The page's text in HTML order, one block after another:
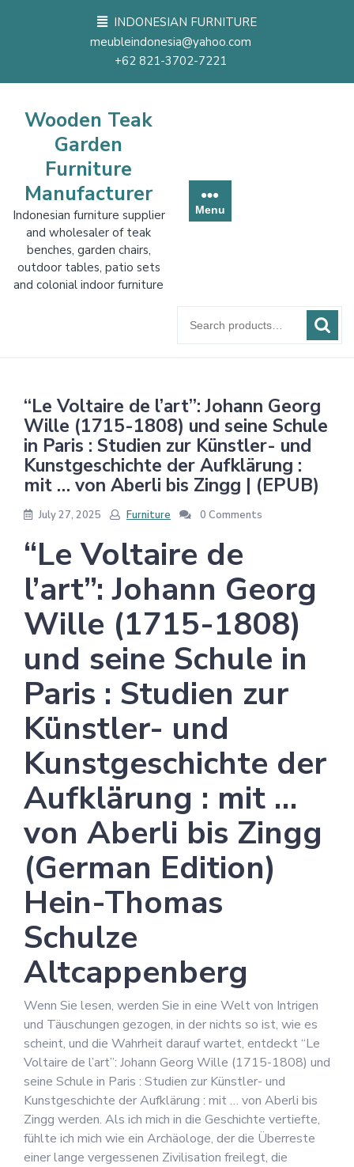
INDONESIAN FURNITURE
meubleindonesia@yahoo.com
+62 821-3702-7221
Wooden Teak
Garden
Furniture
Manufacturer
Indonesian furniture supplier
and wholesaler of teak
benches, garden chairs,
outdoor tables, patio sets
and colonial indoor furniture
Menu
for:
“Le Voltaire de l’art”: Johann Georg
Wille (1715-1808) und seine Schule
in Paris : Studien zur Künstler- und
Kunstgeschichte der Aufklärung :
mit … von Aberli bis Zingg | (EPUB)
July 27, 2025 Furniture 0 Comments
“Le Voltaire de
l’art”: Johann Georg
Wille (1715-1808)
und seine Schule in
Paris : Studien zur
Künstler- und
Kunstgeschichte der
Aufklärung : mit …
von Aberli bis Zingg
(German Edition)
Hein-Thomas
Schulze
Altcappenberg
Wenn Sie lesen, werden Sie in eine Welt von Intrigen
und Täuschungen gezogen, in der nichts so ist, wie es
scheint, und die Wahrheit darauf wartet, entdeckt “Le
Voltaire de l’art”: Johann Georg Wille (1715-1808) und
seine Schule in Paris : Studien zur Künstler- und
Kunstgeschichte der Aufklärung : mit … von Aberli bis
Zingg werden. Als ich mich in die Geschichte vertiefte,
fühlte ich mich wie ein Archäologe, der die Überreste
einer lange vergessenen Zivilisation freilegt, die